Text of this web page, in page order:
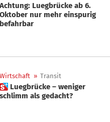
Achtung: Luegbrücke ab 6.
Oktober nur mehr einspurig
befahrbar
Wirtschaft » Transit
 Luegbrücke – weniger
schlimm als gedacht?